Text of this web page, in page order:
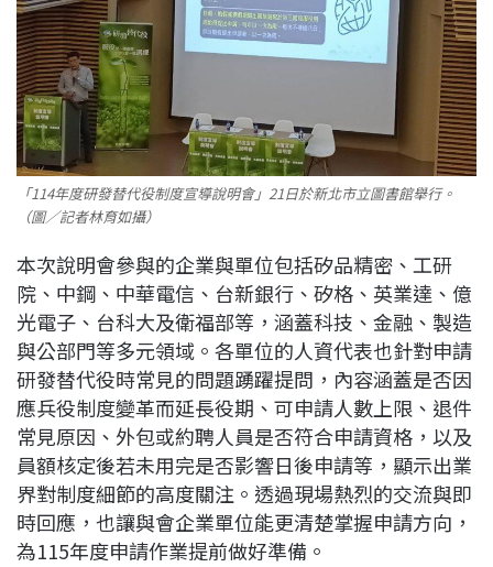
「114年度研發替代役制度宣導說明會」21日於新北市立圖書館舉行。
（圖／記者林育如攝）
本次說明會參與的企業與單位包括矽品精密、工研
院、中鋼、中華電信、台新銀行、矽格、英業達、億
光電子、台科大及衛福部等，涵蓋科技、金融、製造
與公部門等多元領域。各單位的人資代表也針對申請
研發替代役時常見的問題踴躍提問，內容涵蓋是否因
應兵役制度變革而延長役期、可申請人數上限、退件
常見原因、外包或約聘人員是否符合申請資格，以及
員額核定後若未用完是否影響日後申請等，顯示出業
界對制度細節的高度關注。透過現場熱烈的交流與即
時回應，也讓與會企業單位能更清楚掌握申請方向，
為115年度申請作業提前做好準備。